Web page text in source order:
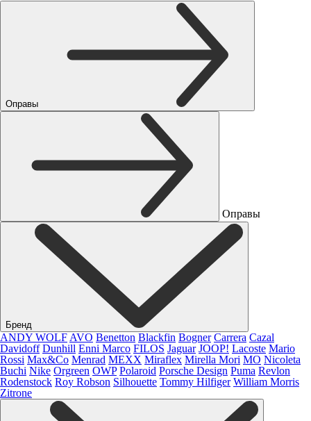
Оправы
Оправы
Бренд
ANDY WOLF AVO Benetton Blackfin Bogner Carrera Cazal
Davidoff Dunhill Enni Marco FILOS Jaguar JOOP! Lacoste Mario
Rossi Max&Co Menrad MEXX Miraflex Mirella Mori MO Nicoleta
Buchi Nike Orgreen OWP Polaroid Porsche Design Puma Revlon
Rodenstock Roy Robson Silhouette Tommy Hilfiger William Morris
Zitrone